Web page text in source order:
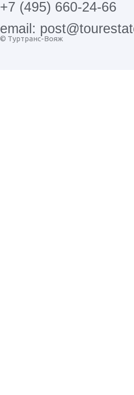
© Туртранс-Вояж
+7 (495) 660-24-66
email: